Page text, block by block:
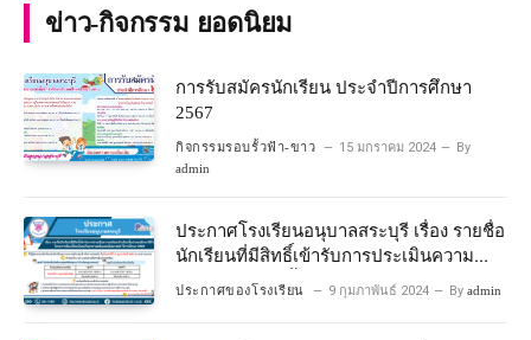
ข่าว-กิจกรรม ยอดนิยม
การรับสมัครนักเรียน ประจำปีการศึกษา
2567
กิจกรรมรอบรั้วฟ้า-ขาว 15 มกราคม 2024 By
admin
ประกาศโรงเรียนอนุบาลสระบุรี เรื่อง รายชื่อ
นักเรียนที่มีสิทธิ์เข้ารับการประเมินความ
พร้อมเข้าเรียนชั้นประถมศึกษาปีที่ 1
ประกาศของโรงเรียน 9 กุมภาพันธ์ 2024 By admin